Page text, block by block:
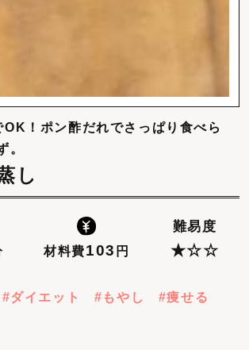
！ポン酢だれでさっぱり食べら
。
し
材料費103 円
難易度
★☆☆
ダイエット もやし 痩せる